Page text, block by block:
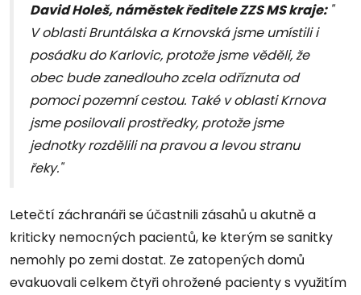
David Holeš, náměstek ředitele ZZS MS kraje: "
V oblasti Bruntálska a Krnovská jsme umístili i
posádku do Karlovic, protože jsme věděli, že
obec bude zanedlouho zcela odříznuta od
pomoci pozemní cestou. Také v oblasti Krnova
jsme posilovali prostředky, protože jsme
jednotky rozdělili na pravou a levou stranu
řeky."
Letečtí záchranáři se účastnili zásahů u akutně a
kriticky nemocných pacientů, ke kterým se sanitky
nemohly po zemi dostat. Ze zatopených domů
evakuovali celkem čtyři ohrožené pacienty s využitím